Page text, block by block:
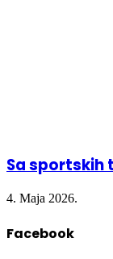
Sa sportskih
4. Maja 2026.
Facebook